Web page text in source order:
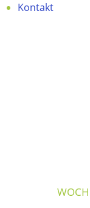
Kontakt